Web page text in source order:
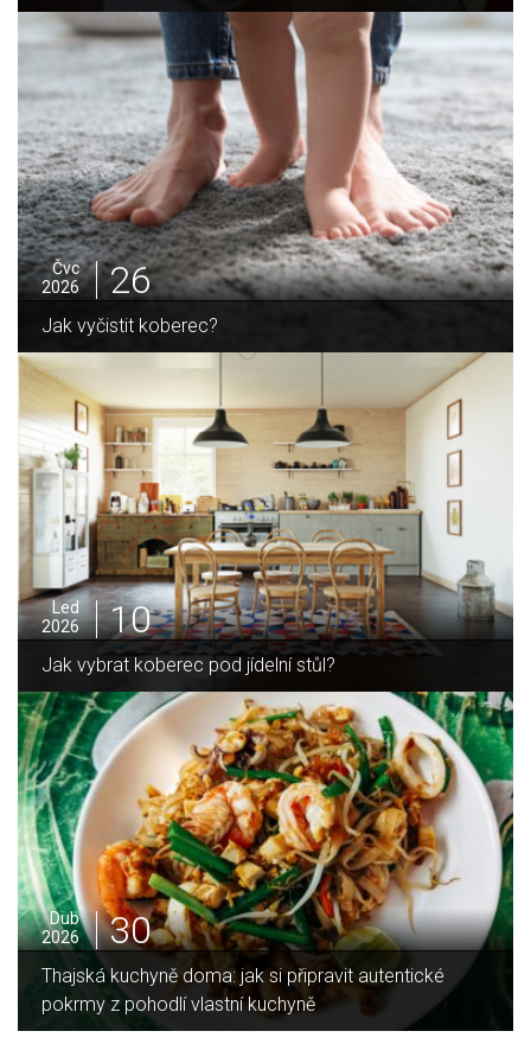
Čvc
2026
25
Jak sušit pomeranče a citrusy jednoduše
Pro
2025
05
Jak zvládnout vánoční úklid bez námahy
Led
2026
16
Jaký je rozdíl mezi indukční a sklokeramickou
deskou?